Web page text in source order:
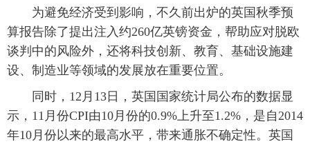
为避免经济受到影响，不久前出炉的英国秋季预
算报告除了提出注入约260亿英镑资金，帮助应对脱欧
谈判中的风险外，还将科技创新、教育、基础设施建
设、制造业等领域的发展放在重要位置。
同时，12月13日，英国国家统计局公布的数据显
示，11月份CPI由10月份的0.9%上升至1.2%，是自2014
年10月份以来的最高水平，带来通胀不确定性。英国